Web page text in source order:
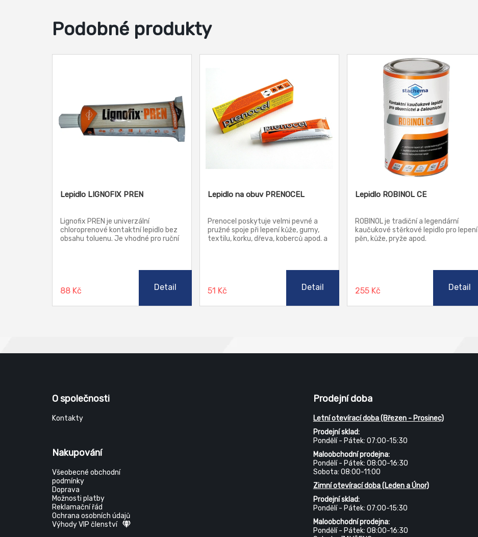
Podobné produkty
Lepidlo LIGNOFIX PREN
Lignofix PREN je univerzální
chloroprenové kontaktní lepidlo bez
obsahu toluenu. Je vhodné pro ruční
88 Kč Detail
Lepidlo na obuv PRENOCEL
Prenocel poskytuje velmi pevné a
pružné spoje při lepení kůže, gumy,
textilu, korku, dřeva, koberců apod. a
a odolává teplotám až do 70°C. Nelze
použít k lepení pěnového
51 Kč Detail
Lepidlo ROBINOL CE
ROBINOL je tradiční a legendární
kaučukové stěrkové lepidlo pro lepení
pěn, kůže, pryže apod.
255 Kč Detail
O společnosti
Kontakty
Nakupování
Všeobecné obchodní
podmínky
Doprava
Možnosti platby
Reklamační řád
Ochrana osobních údajů
Výhody VIP členství
Prodejní doba
Letní otevírací doba (Březen - Prosinec)
Prodejní sklad:
Pondělí - Pátek: 07:00-15:30
Maloobchodní prodejna:
Pondělí - Pátek: 08:00-16:30
Sobota: 08:00-11:00
Zimní otevírací doba (Leden a Únor)
Prodejní sklad:
Pondělí - Pátek: 07:00-15:30
Maloobchodní prodejna:
Pondělí - Pátek: 08:00-16:30